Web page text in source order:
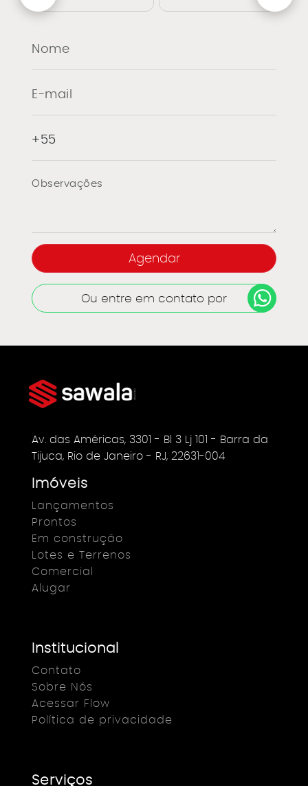
Ou entre em contato por
Av. das Américas, 3301 - Bl 3 Lj 101 - Barra da
Tijuca, Rio de Janeiro - RJ, 22631-004
Imóveis
Lançamentos
Prontos
Em construção
Lotes e Terrenos
Comercial
Alugar
Institucional
Contato
Sobre Nós
Acessar Flow
Política de privacidade
Serviços